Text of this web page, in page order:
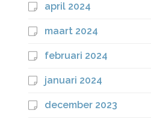
april 2024
maart 2024
februari 2024
januari 2024
december 2023